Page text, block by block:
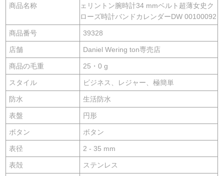
商品名称
ェリントン腕時計34 mmベルト超薄女史ク
ローズ時計バンドカレンダーDW 00100092
商品番号 39328
店舗 Daniel Wering ton専売店
商品の毛重 25・0 g
スタイル ビジネス、レジャー、極簡単
防水 生活防水
表盤 円形
ボタン ボタン
表径 2 - 35 mm
表殻 ステンレス